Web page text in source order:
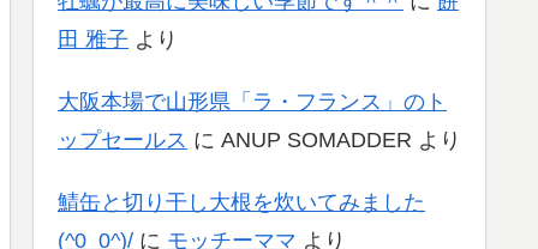
田 雅子 より
大阪本場で山形県「ラ・フランス」のト
ップセールス に ANUP SOMADDER より
鯖缶と切り干し大根を炊いてみました
(^0_0^)/ に モッチーママ より